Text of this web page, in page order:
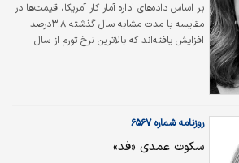
بر اساس داده‌های اداره آمار کار آمریکا، قیمت‌ها در
مقایسه با مدت مشابه سال گذشته ۳.۸درصد
افزایش یافته‌اند که بالاترین نرخ تورم از سال
روزنامه شماره ۶۵۶۷
سکوت عمدی «فد»